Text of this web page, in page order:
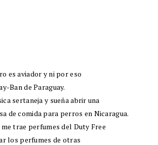
es aviador y ni por eso
Ban de Paraguay.
sertaneja y sueña abrir una
de comida para perros en Nicaragua.
me trae perfumes del Duty Free
los perfumes de otras